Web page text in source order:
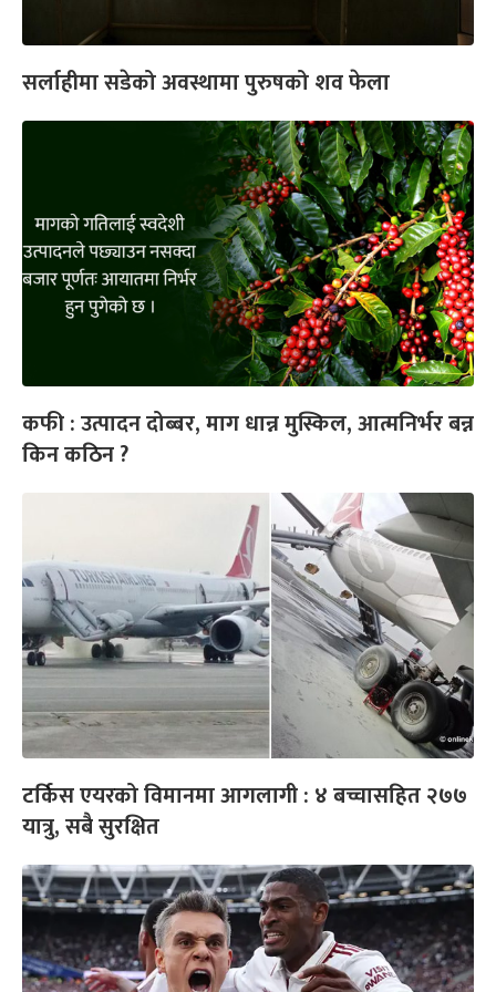
सर्लाहीमा सडेको अवस्थामा पुरुषको शव फेला
कफी : उत्पादन दोब्बर, माग धान्न मुस्किल, आत्मनिर्भर बन्न
किन कठिन ?
टर्किस एयरको विमानमा आगलागी : ४ बच्चासहित २७७
यात्रु, सबै सुरक्षित